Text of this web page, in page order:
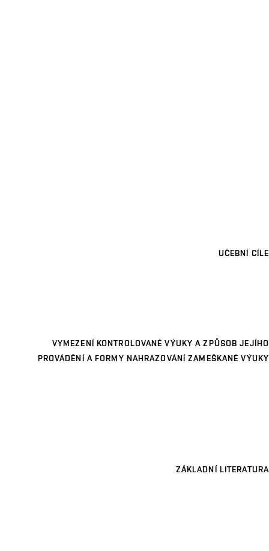
UČEBNÍ CÍLE
VYMEZENÍ KONTROLOVANÉ VÝUKY A ZPŮSOB JEJÍHO
PROVÁDĚNÍ A FORMY NAHRAZOVÁNÍ ZAMEŠKANÉ VÝUKY
ZÁKLADNÍ LITERATURA